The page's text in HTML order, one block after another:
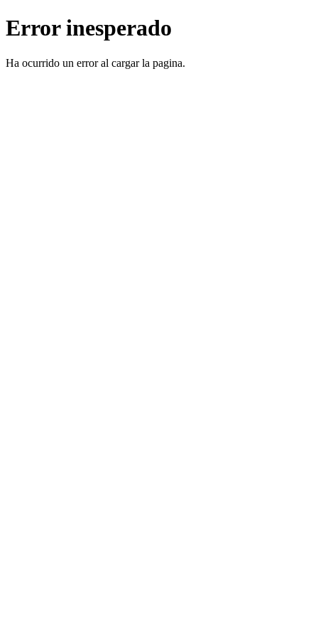
Error inesperado
Ha ocurrido un error al cargar la pagina.